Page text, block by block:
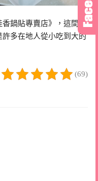
鍋貼專賣店》，這間由
多在地人從小吃到大的
(69)